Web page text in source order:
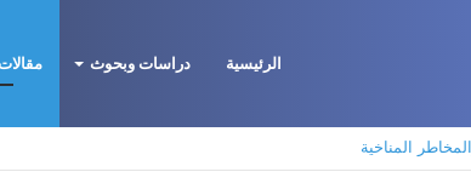
الرئيسية دراسات وبحوث
المناخية